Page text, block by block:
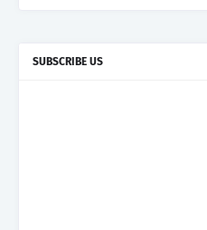
SUBSCRIBE US